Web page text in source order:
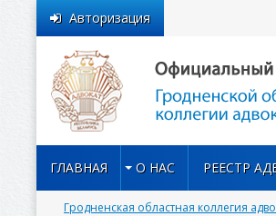
Авторизация
ГЛАВНАЯ О НАС РЕЕСТР
Гродненская областная коллегия